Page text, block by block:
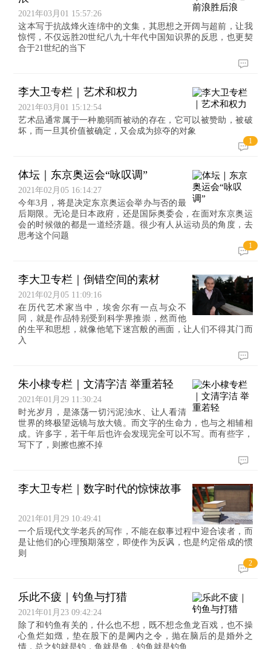
2021年03月01 15:57:26
这本写于抗战烽火连绵中的文集，其思想之开阔与超前，让我
惊愕，不仅远胜20世纪八九十年代中国知识界的反思，也更契
合于21世纪的当下
李大卫专栏｜艺术和权力
2021年03月01 15:12:54
艺术品通常属于一种脆弱而被动的存在，它可以被赞助，被破
坏，而一旦其价值被确定，又会成为掠夺的对象
1
体坛｜东京奥运会“咏叹调”
2021年02月05 16:14:27
今年3月，将是决定东京奥运会举办与否的最
后期限。无论是日本政府，还是国际奥委会，在面对东京奥运
会的时候做的都是一道经济题。很少有人从运动员的角度，去
思考这个问题
1
李大卫专栏｜倒错空间的素材
2021年02月05 11:09:16
在历代艺术家当中，埃舍尔有一点与众不
同，就是作品特别受到科学界推崇，然而他
的生平和思想，就像他笔下迷宫般的画面，让人们不得其门而
入
朱小棣专栏｜文清字洁 举重若轻
2021年01月29 11:30:24
时光岁月，是涤荡一切污泥浊水、让人看清
世界的终极望远镜与放大镜。而文字的生命力，也与之相辅相
成。许多字，若干年后也许会发现完全可以不写。而有些字，
写下了，则擦也擦不掉
李大卫专栏｜数字时代的惊悚故事
2021年01月29 10:49:41
一个后现代文学老兵的写作，不能在叙事过程中迎合读者，而
是让他们的心理预期落空，即使作为反讽，也是约定俗成的惯
则
2
乐此不疲｜钓鱼与打猎
2021年01月23 09:42:24
除了和钓鱼有关的，什么也不想，既不想念鱼龙百戏，也不操
心鱼烂如燬，垫在股下的是阃内之令，抛在脑后的是婚外之
情，总之钓就是钓，鱼就是鱼，钓鱼就是钓鱼